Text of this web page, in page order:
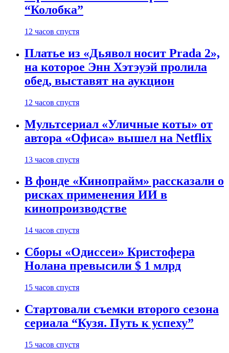
“Колобка”
12 часов спустя
Платье из «Дьявол носит Prada 2»,
на которое Энн Хэтэуэй пролила
обед, выставят на аукцион
12 часов спустя
Мультсериал «Уличные коты» от
автора «Офиса» вышел на Netflix
13 часов спустя
В фонде «Кинопрайм» рассказали о
рисках применения ИИ в
кинопроизводстве
14 часов спустя
Сборы «Одиссеи» Кристофера
Нолана превысили $ 1 млрд
15 часов спустя
Стартовали съемки второго сезона
сериала “Кузя. Путь к успеху”
15 часов спустя